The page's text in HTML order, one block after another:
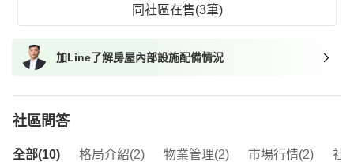
同社區在售(3筆)
加Line了解房屋內部設施配備情況
社區問答
全部(10) 格局介紹(2) 物業管理(2) 市場行情(2) 社